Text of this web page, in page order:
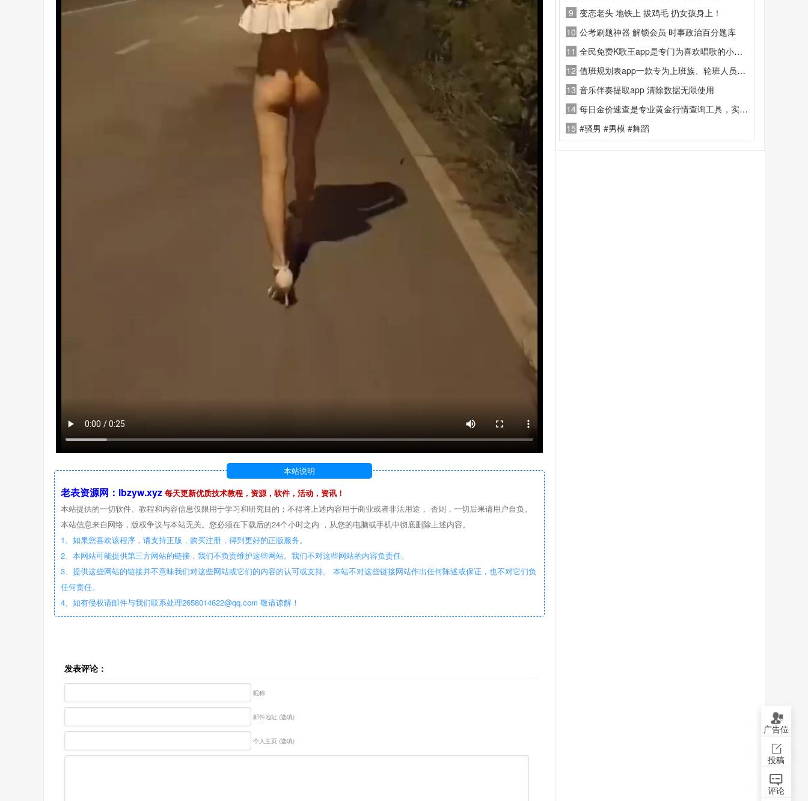
本站说明
老表资源网：lbzyw.xyz 每天更新优质技术教程，资源，软件，活动，资讯！
本站提供的一切软件、教程和内容信息仅限用于学习和研究目的；不得将上述内容用于商业或者非法用途， 否则，一切后果请用户自负。
本站信息来自网络，版权争议与本站无关。您必须在下载后的24个小时之内 ，从您的电脑或手机中彻底删除上述内容。
1、如果您喜欢该程序，请支持正版，购买注册，得到更好的正版服务。
2、本网站可能提供第三方网站的链接，我们不负责维护这些网站。我们不对这些网站的内容负责任。
3、提供这些网站的链接并不意味我们对这些网站或它们的内容的认可或支持。 本站不对这些链接网站作出任何陈述或保证，也不对它们负
任何责任。
4、如有侵权请邮件与我们联系处理2658014622@qq.com 敬请谅解！
发表评论：
昵称
邮件地址 (选填)
个人主页 (选填)
9 变态老头 地铁上 拔鸡毛 扔女孩身上！
10 公考刷题神器 解锁会员 时事政治百分题库
11 全民免费K歌王app是专门为喜欢唱歌的小伙伴而提供的K歌软件
12 值班规划表app一款专为上班族、轮班人员、医护安保、值班岗位打造的专业排班作息规划工具
13 音乐伴奏提取app 清除数据无限使用
14 每日金价速查是专业黄金行情查询工具，实时更新金价、各大金店品牌金价明细、回收金价
15 #骚男 #男模 #舞蹈
广告位
投稿
评论